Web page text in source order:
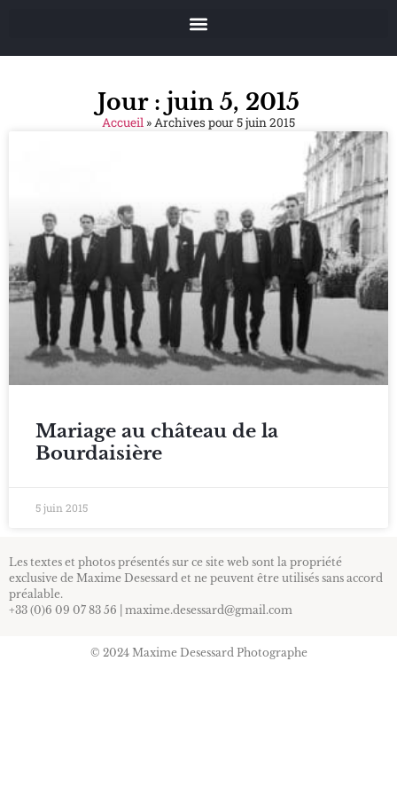
Jour : juin 5, 2015
Accueil »Archives pour 5 juin 2015
Mariage au château de la
Bourdaisière
5 juin 2015
Les textes et photos présentés sur ce site web sont la propriété
exclusive de Maxime Desessard et ne peuvent être utilisés sans accord
préalable.
+33 (0)6 09 07 83 56 | maxime.desessard@gmail.com
© 2024 Maxime Desessard Photographe